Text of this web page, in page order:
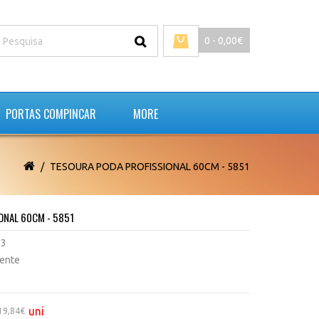
0 - 0,00€
PORTAS COMPINCAR MORE
TESOURA PODA PROFISSIONAL 60CM - 5851
60CM - 5851
uni